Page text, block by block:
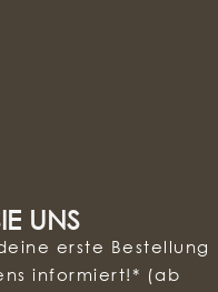
UNS
erste Bestellung
informiert!* (ab